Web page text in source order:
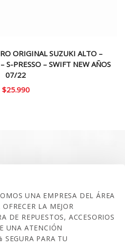
ORIGINAL SUZUKI ALTO –
S-PRESSO – SWIFT NEW AÑOS
07/22
$25.990
UNA EMPRESA DEL ÁREA
LA MEJOR
DE REPUESTOS, ACCESORIOS
UNA ATENCIÓN
SEGURA PARA TU